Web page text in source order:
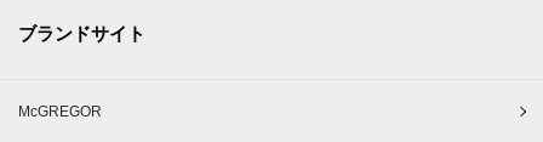
ブランドサイト
McGREGOR